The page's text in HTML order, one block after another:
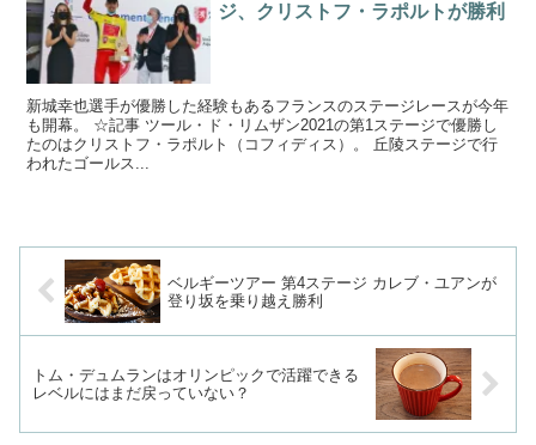
ジ、クリストフ・ラポルトが勝利
新城幸也選手が優勝した経験もあるフランスのステージレースが今年
も開幕。 ☆記事 ツール・ド・リムザン2021の第1ステージで優勝し
たのはクリストフ・ラポルト（コフィディス）。 丘陵ステージで行
われたゴールス...
ベルギーツアー 第4ステージ カレブ・ユアンが
登り坂を乗り越え勝利
トム・デュムランはオリンピックで活躍できる
レベルにはまだ戻っていない？